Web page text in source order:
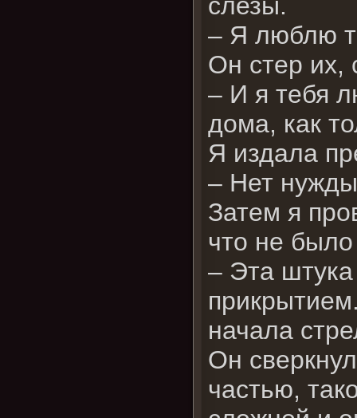
– Я люблю
Он стер их,
– И я тебя
дома, как
Я издала
– Нет
Затем я
что не
– Эта
начала
Он
частью,